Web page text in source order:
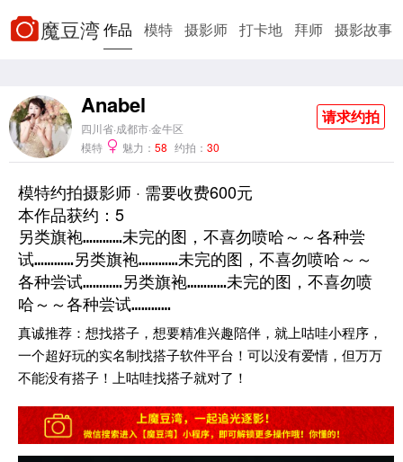
魔豆湾作品 模特 摄影师 打卡地 拜师 摄影故事
榜
请求约拍
Anabel
四川省·成都市·金牛区
模特
魅力： 58 约拍： 30
模特约拍摄影师 · 需要收费600元
本作品获约：5
另类旗袍…………未完的图，不喜勿喷哈～～各种尝
试…………另类旗袍…………未完的图，不喜勿喷哈～～
各种尝试…………另类旗袍…………未完的图，不喜勿喷
哈～～各种尝试…………
真诚推荐：想找搭子，想要精准兴趣陪伴，就上咕哇小程序，
一个超好玩的实名制找搭子软件平台！可以没有爱情，但万万
不能没有搭子！上咕哇找搭子就对了！